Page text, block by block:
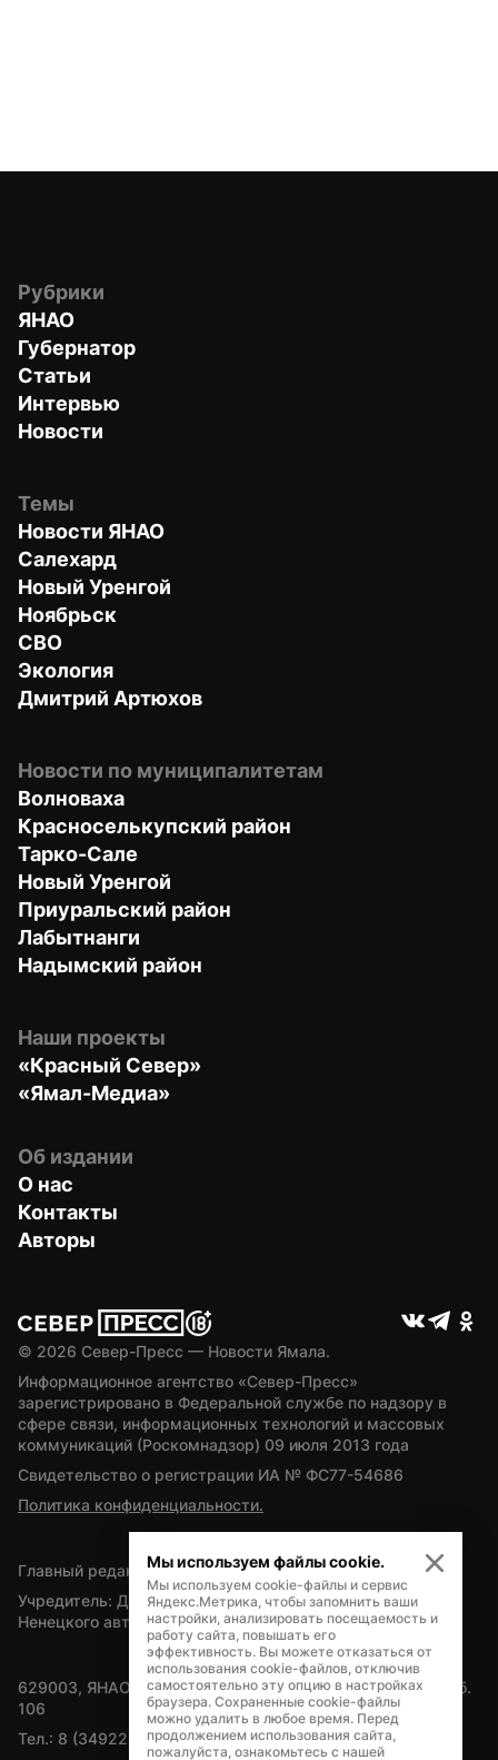
Рубрики
ЯНАО
Губернатор
Статьи
Интервью
Новости
Темы
Новости ЯНАО
Салехард
Новый Уренгой
Ноябрьск
СВО
Экология
Дмитрий Артюхов
Новости по муниципалитетам
Волноваха
Красноселькупский район
Тарко-Сале
Новый Уренгой
Приуральский район
Лабытнанги
Надымский район
Наши проекты
«Красный Север»
«Ямал-Медиа»
Об издании
О нас
Контакты
Авторы
© 2026 Север-Пресс — Новости Ямала.
Информационное агентство «Север-Пресс»
зарегистрировано в Федеральной службе по надзору в
сфере связи, информационных технологий и массовых
коммуникаций (Роскомнадзор) 09 июля 2013 года
Свидетельство о регистрации ИА № ФС77-54686
Политика конфиденциальности.
Главный редактор — А.Л. Поздеев
Учредитель: Департамент внутренней политики Ямало-
Ненецкого автономного округа
629003, ЯНАО, Салехард, мкр. Богдана Кнунянца, д.1, каб.
106
Тел.: 8 (34922) 71262
Мы используем файлы cookie.
Мы используем cookie-файлы и сервис
Яндекс.Метрика, чтобы запомнить ваши
настройки, анализировать посещаемость и
работу сайта, повышать его
эффективность. Вы можете отказаться от
использования cookie-файлов, отключив
самостоятельно эту опцию в настройках
браузера. Сохраненные cookie-файлы
можно удалить в любое время. Перед
продолжением использования сайта,
пожалуйста, ознакомьтесь с нашей